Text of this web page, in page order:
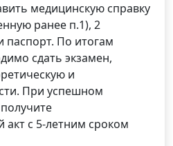
медицинскую справку
ранее п.1), 2
паспорт. По итогам
сдать экзамен,
и
При успешном
акт с 5-летним сроком